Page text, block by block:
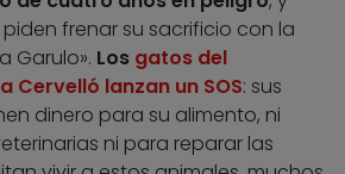
frenar su sacrificio con la
Garulo». Los gatos del
Cervelló lanzan un SOS: sus
dinero para su alimento, ni
ni para reparar las